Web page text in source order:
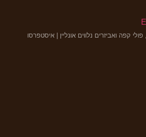
קפה ואביזרים נלווים אונליין | איסטפרסו